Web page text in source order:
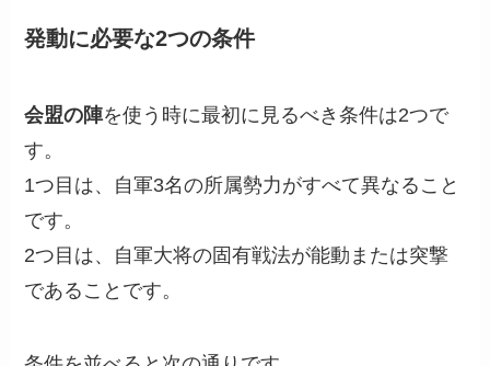
発動に必要な2つの条件
会盟の陣を使う時に最初に見るべき条件は2つで
す。
1つ目は、自軍3名の所属勢力がすべて異なること
です。
2つ目は、自軍大将の固有戦法が能動または突撃
であることです。